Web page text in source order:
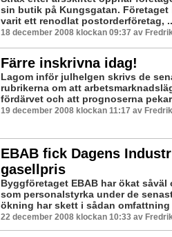
sin butik på Kungsgatan. Företaget
varit ett renodlat postorderföretag,
18 december 2008 klockan 09:37 av
Färre inskrivna idag!
Lagom inför julhelgen skrivs de
rubrikerna om att
fördärvet och att prognoserna
19 december 2008 klockan 11:17 av
EBAB fick Dagens
gasellpris
Byggföretaget EBAB har ökat såväl
som personalstyrka under de
ökning har skett i sådan omfattning
22 december 2008 klockan 10:33 av